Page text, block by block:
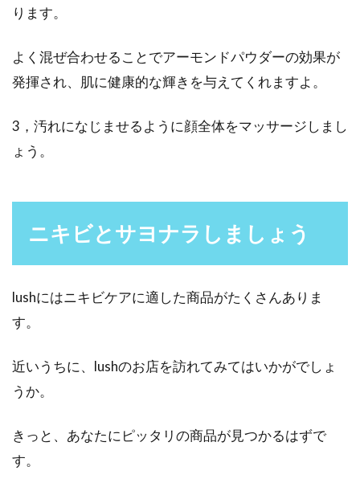
ります。
よく混ぜ合わせることでアーモンドパウダーの効果が
発揮され、肌に健康的な輝きを与えてくれますよ。
3，汚れになじませるように顔全体をマッサージしまし
ょう。
ニキビとサヨナラしましょう
lushにはニキビケアに適した商品がたくさんありま
す。
近いうちに、lushのお店を訪れてみてはいかがでしょ
うか。
きっと、あなたにピッタリの商品が見つかるはずで
す。